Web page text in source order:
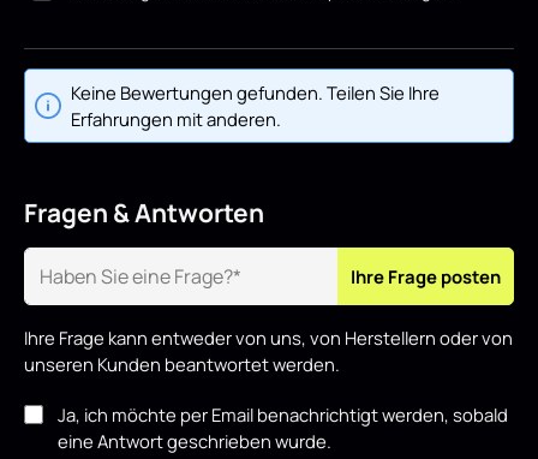
Keine Bewertungen gefunden. Teilen Sie Ihre
Erfahrungen mit anderen.
Fragen & Antworten
Ihre Frage posten
Ihre Frage kann entweder von uns, von Herstellern oder von
unseren Kunden beantwortet werden.
Ja, ich möchte per Email benachrichtigt werden, sobald
eine Antwort geschrieben wurde.